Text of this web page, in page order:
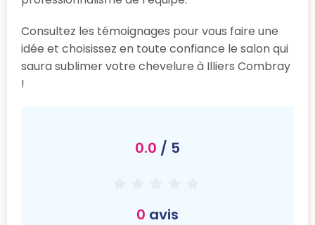
Consultez les témoignages pour vous faire une
idée et choisissez en toute confiance le salon qui
saura sublimer votre chevelure à Illiers Combray
!
0.0 / 5
0 avis